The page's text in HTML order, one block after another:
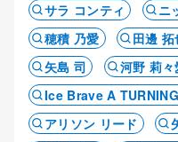
サラ コンティ
ニ
穂積 乃愛
田邊 拓
矢島 司
河野 莉々
Ice Brave A
アリソン リード